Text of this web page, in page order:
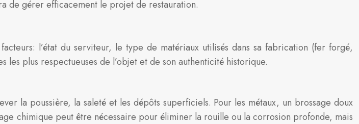
de gérer efficacement le projet de restauration.
l’état du serviteur, le type de matériaux utilisés dans sa fabrication (fer forgé,
plus respectueuses de l’objet et de son authenticité historique.
la poussière, la saleté et les dépôts superficiels. Pour les métaux, un brossage doux
chimique peut être nécessaire pour éliminer la rouille ou la corrosion profonde, mais